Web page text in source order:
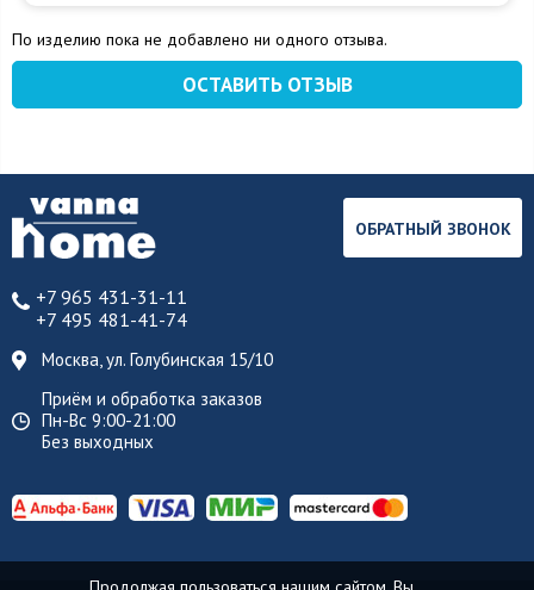
По изделию пока не добавлено ни одного отзыва.
ОСТАВИТЬ ОТЗЫВ
+7 965 431-31-11
+7 495 481-41-74
Москва, ул. Голубинская 15/10
Приём и обработка заказов
Пн-Вс 9:00-21:00
Без выходных
ОБРАТНЫЙ ЗВОНОК